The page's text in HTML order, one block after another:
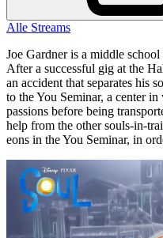
Alle Streams
Joe Gardner is a middle
After a successful gig at the
an accident that separates his
to the You Seminar, a center
passions before being
help from the other souls-in-
eons in the You Seminar, in